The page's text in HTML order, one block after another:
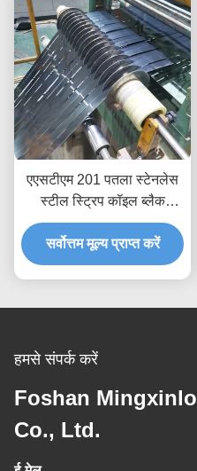
एएसटीएम 201 पतला स्टेनलेस
स्टील स्ट्रिप कॉइल ब्लैक
टाइटेनियम 0.38 मिमी से 0.55
मिमी
सर्वोत्तम मूल्य प्राप्त करें
हमसे संपर्क करें
Foshan
Co., Ltd.